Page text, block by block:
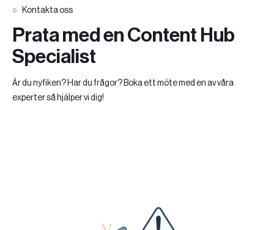
Kontakta oss
Prata med en Content Hub
Specialist
Är du nyfiken? Har du frågor? Boka ett möte med en av våra
experter så hjälper vi dig!